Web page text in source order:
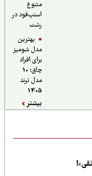
اسنپ‌فود در
بهترین
مدل شومیز
برای افراد
چاق؛ 10
مدل ترند